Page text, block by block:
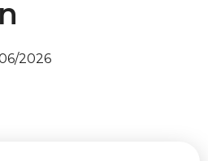
2026